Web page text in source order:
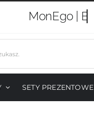
SETY PREZENTOWE